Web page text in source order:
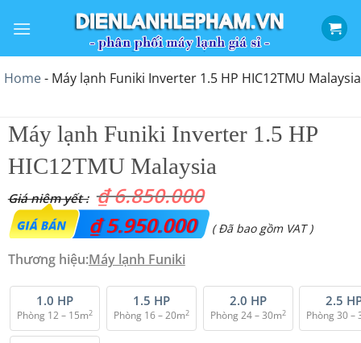
qua
dung
Home- Máy lạnh Funiki Inverter 1.5 HP HIC12TMU Malaysia
Máy lạnh Funiki Inverter 1.5 HP
HIC12TMU Malaysia
₫6.850.000
Giá
gốc
₫ 6.850.000.
₫5.950.000
Giá
là:
₫ 5.950.000.
( Đã bao gồm VAT )
Thương hiệu:Máy lạnh Funiki
1.0 HP
Phòng 12 – 15m2
1.5 HP
Phòng 16 – 20m2
2.0 HP
Phòng 24 – 30m2
2.5
Phòng 30 –